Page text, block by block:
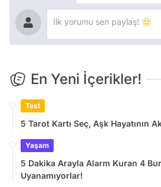
En Yeni İçerikler!
Test
5 Tarot Kartı Seç, Aşk Hayatının
Yaşam
5 Dakika Arayla Alarm Kuran 4
Uyanamıyorlar!